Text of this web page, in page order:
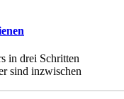
in drei Schritten
sind inzwischen